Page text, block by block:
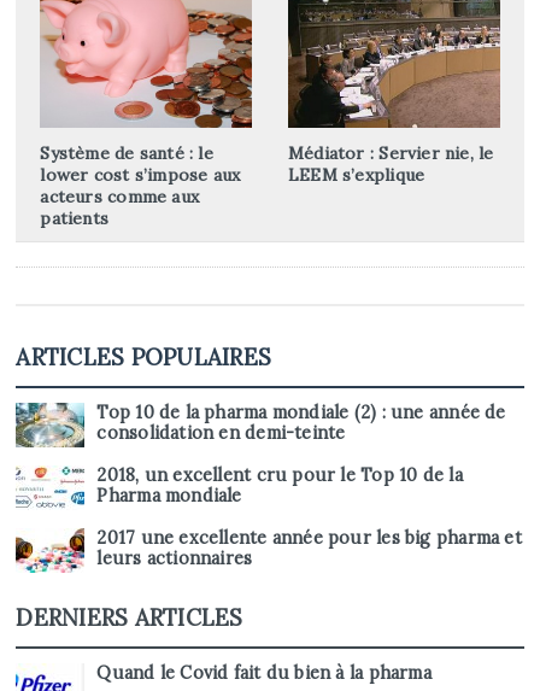
Système de santé : le
lower cost s’impose aux
acteurs comme aux
patients
Médiator : Servier nie, le
LEEM s’explique
ARTICLES POPULAIRES
Top 10 de la pharma mondiale (2) : une année de
consolidation en demi-teinte
2018, un excellent cru pour le Top 10 de la
Pharma mondiale
2017 une excellente année pour les big pharma et
leurs actionnaires
DERNIERS ARTICLES
Quand le Covid fait du bien à la pharma